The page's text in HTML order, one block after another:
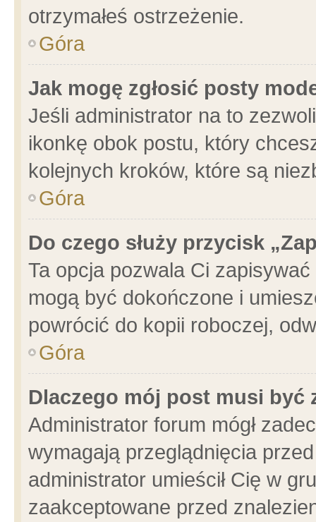
otrzymałeś ostrzeżenie.
Góra
Jak mogę zgłosić posty
Jeśli administrator na to
ikonkę obok postu, który
kolejnych kroków, które są
Góra
Do czego służy przycisk
Ta opcja pozwala Ci
mogą być dokończone i
powrócić do kopii roboczej,
Góra
Dlaczego mój post musi być
Administrator forum mógł
wymagają przeglądnięcia
administrator umieścił Cię w
zaakceptowane przed